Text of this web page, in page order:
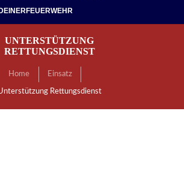
UNTERSTÜTZUNG
RETTUNGSDIENST
Home Einsatz
Rettungsdienst